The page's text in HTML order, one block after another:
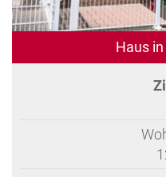
Haus